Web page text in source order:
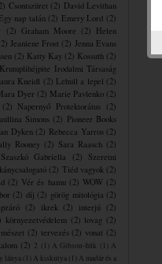
Csontszüret (2) David Levithan
Egy nap talán (2) Emery Lord (2)
(2) Graham Moore (2) Helen
Jeaniene Frost (2) Jenna Evans
(2) Katty Kay (2) Kossuth (2)
Krumplihéjpite ​Irodalmi Társaság
Kneidl (2) Lehull a lepel (2)
Dyer (2) Marie Pavlenko (2)
(2) Napernyő Protektorátus (2)
Simons (2) Pioneer Books
Dyken (2) Rebecca Yarros (2)
Rooney (2) Sara Raasch (2)
Szaszkó Gabriella (2)
Szeretni
(2) Tiéd vagyok (2)
(2) Vér és hamu (2) WOW (2)
bor (2) díj (2) görög mitológia (2)
(2) ikrek (2) interjú (2)
környezetvédelem (2) lovag (2)
(2) tervezés (2) vonat (2)
(2) 2 (1) A Gibson-fiúk (1) A
lánya (1) A kiskutya (1) A madár és a